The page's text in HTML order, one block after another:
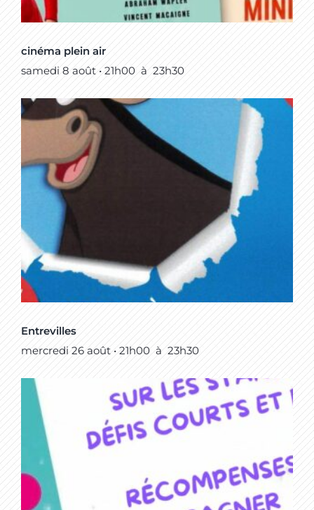
cinéma plein air
samedi 8 août • 21h00 à 23h30
Entrevilles
mercredi 26 août • 21h00 à 23h30